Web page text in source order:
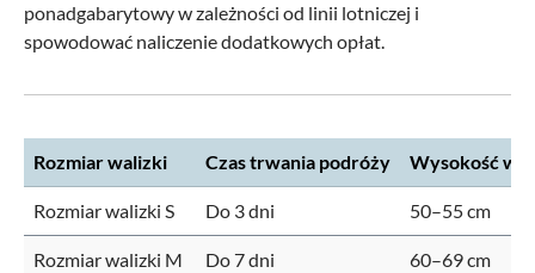
ponadgabarytowy w zależności od linii lotniczej i
spowodować naliczenie dodatkowych opłat.
Rozmiar walizki Czas trwania podróży Wysokość
Rozmiar walizki S Do 3 dni 50–55 cm
Rozmiar walizki M Do 7 dni 60–69 cm